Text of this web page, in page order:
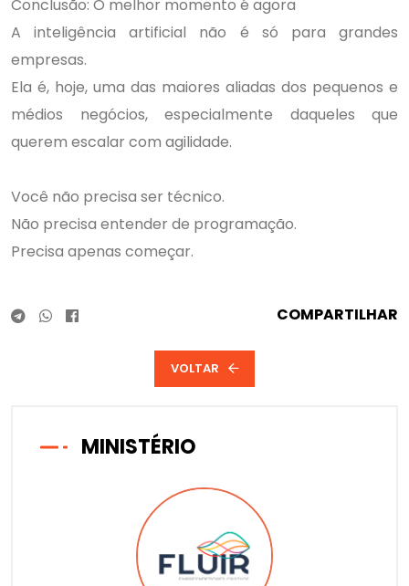
Conclusão: O melhor momento é agora
A inteligência artificial não é só para grandes
empresas.
Ela é, hoje, uma das maiores aliadas dos pequenos e
médios negócios, especialmente daqueles que
querem escalar com agilidade.
Você não precisa ser técnico.
Não precisa entender de programação.
Precisa apenas começar.
COMPARTILHAR
VOLTAR
MINISTÉRIO